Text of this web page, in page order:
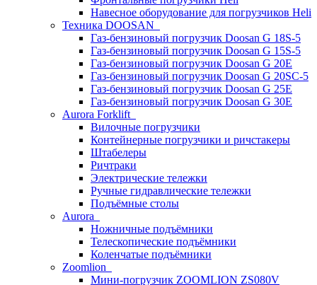
Навесное оборудование для погрузчиков Heli
Техника DOOSAN
Газ-бензиновый погрузчик Doosan G 18S-5
Газ-бензиновый погрузчик Doosan G 15S-5
Газ-бензиновый погрузчик Doosan G 20E
Газ-бензиновый погрузчик Doosan G 20SC-5
Газ-бензиновый погрузчик Doosan G 25E
Газ-бензиновый погрузчик Doosan G 30E
Aurora Forklift
Вилочные погрузчики
Контейнерные погрузчики и ричстакеры
Штабелеры
Ричтраки
Электрические тележки
Ручные гидравлические тележки
Подъёмные столы
Aurora
Ножничные подъёмники
Телескопические подъёмники
Коленчатые подъёмники
Zoomlion
Мини-погрузчик ZOOMLION ZS080V